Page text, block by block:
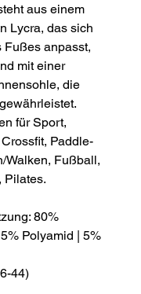
aus einem
Lycra, das sich
Fußes anpasst,
mit einer
die
für Sport,
Paddle-
Walken, Fußball,
Pilates.
80%
Polyamid | 5%
44)